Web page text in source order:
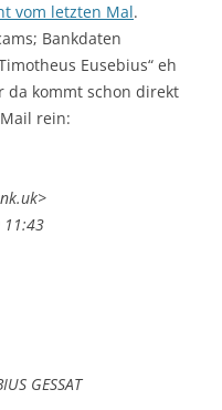
vom letzten Mal.
Bankdaten
Eusebius“ eh
da kommt schon direkt
rein:
11:43
GESSAT